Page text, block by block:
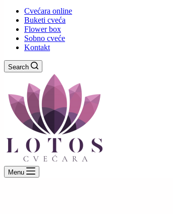
Cvećara online
Buketi cveća
Flower box
Sobno cveće
Kontakt
Search
Menu